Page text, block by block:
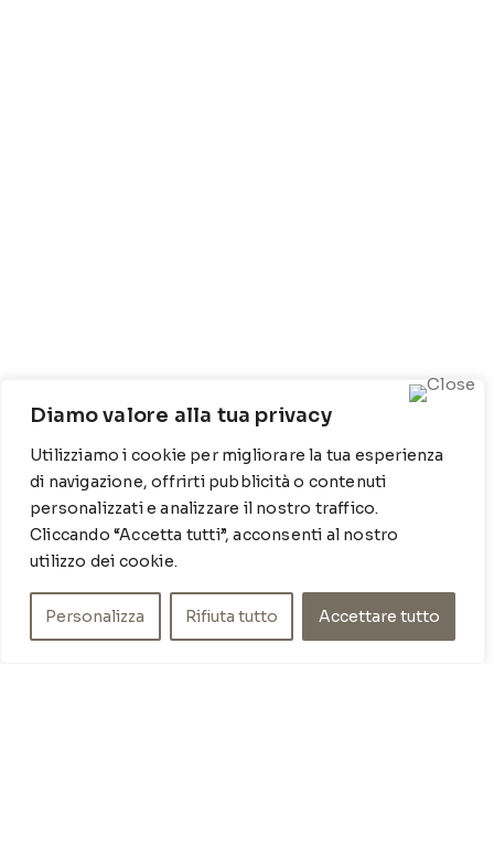
Diamo valore alla tua privacy
Utilizziamo i cookie per migliorare la tua esperienza
di navigazione, offrirti pubblicità o contenuti
personalizzati e analizzare il nostro traffico.
Cliccando “Accetta tutti”, acconsenti al nostro
utilizzo dei cookie.
Personalizza Rifiuta tutto Accettare tutto
mare
: 080 917 78 89
WZ: 329 6510725
info@poishome.it
INFO